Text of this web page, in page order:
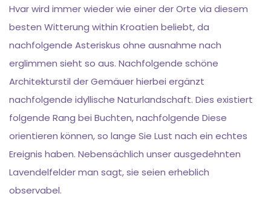
Hvar wird immer wieder wie einer der Orte via diesem
besten Witterung within Kroatien beliebt, da
nachfolgende Asteriskus ohne ausnahme nach
erglimmen sieht so aus. Nachfolgende schöne
Architekturstil der Gemäuer hierbei ergänzt
nachfolgende idyllische Naturlandschaft. Dies existiert
folgende Rang bei Buchten, nachfolgende Diese
orientieren können, so lange Sie Lust nach ein echtes
Ereignis haben. Nebensächlich unser ausgedehnten
Lavendelfelder man sagt, sie seien erheblich
observabel.